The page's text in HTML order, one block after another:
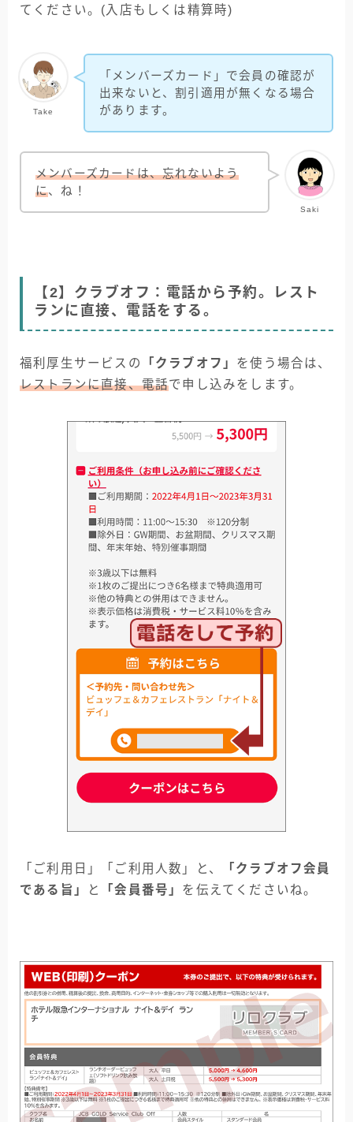
てください。(入店もしくは精算時)
Take
「メンバーズカード」で会員の確認が
出来ないと、割引適用が無くなる場合
があります。
Saki
メンバーズカードは、忘れないよう
に、ね！
【2】クラブオフ：電話から予約。レスト
ランに直接、電話をする。
福利厚生サービスの 「クラブオフ」 を使う場合は、
レストランに直接、電話で申し込みをします。
「ご利用日」「ご利用人数」と、
「クラブオフ会員
である旨」
と 「会員番号」 を伝えてくださいね。